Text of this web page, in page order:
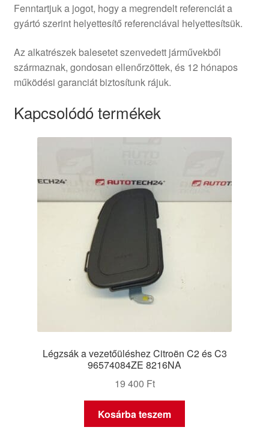
Fenntartjuk a jogot, hogy a megrendelt referenciát a
gyártó szerint helyettesítő referenciával helyettesítsük.
Az alkatrészek balesetet szenvedett járművekből
származnak, gondosan ellenőrzöttek, és 12 hónapos
működési garanciát biztosítunk rájuk.
Kapcsolódó termékek
Légzsák a vezetőüléshez Citroën C2 és C3
96574084ZE 8216NA
19 400 Ft
Kosárba teszem